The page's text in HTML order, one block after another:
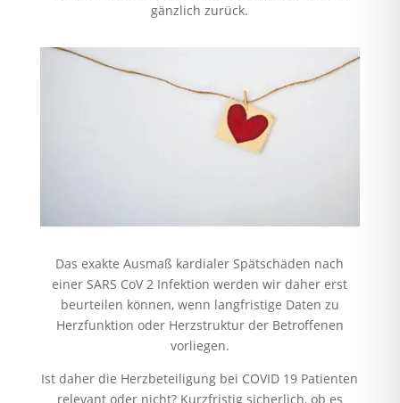
gänzlich zurück.
Das exakte Ausmaß kardialer Spätschäden nach
einer SARS CoV 2 Infektion werden wir daher erst
beurteilen können, wenn langfristige Daten zu
Herzfunktion oder Herzstruktur der Betroffenen
vorliegen.
Ist daher die Herzbeteiligung bei COVID 19 Patienten
relevant oder nicht? Kurzfristig sicherlich, ob es